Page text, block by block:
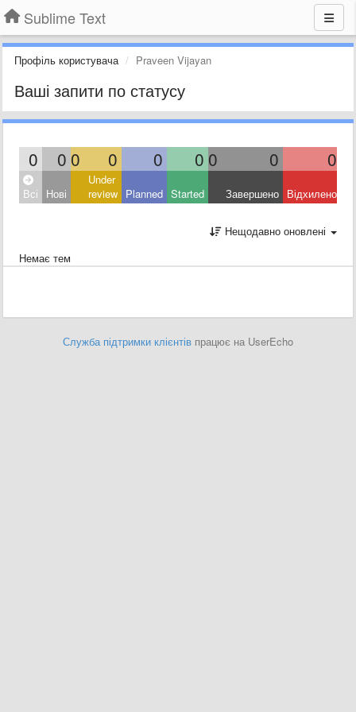
Sublime Text
Профіль користувача Praveen Vijayan
Ваші запити по статусу
0 0 0 0 0 0 0 0 0
Всі Нові
Under
review Planned Started Завершено Відхилено
Нещодавно оновлені
Немає тем
Служба підтримки клієнтів працює на UserEcho